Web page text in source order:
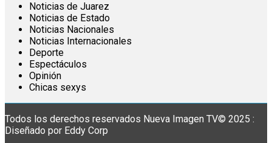
Noticias de Juarez
Noticias de Estado
Noticias Nacionales
Noticias Internacionales
Deporte
Espectáculos
Opinión
Chicas sexys
Todos los derechos reservados Nueva Imagen TV© 2025 :
Diseñado por Eddy Corp